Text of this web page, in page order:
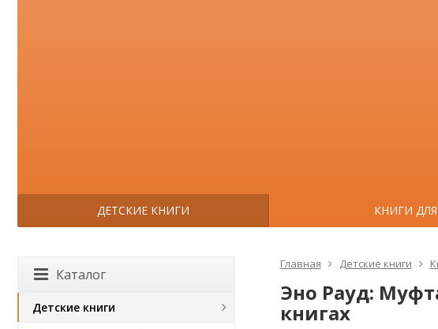
ДЕТСКИЕ КНИГИ КНИГИ
Главная Детские книги
Эно Рауд:
книгах
Каталог
Детские книги